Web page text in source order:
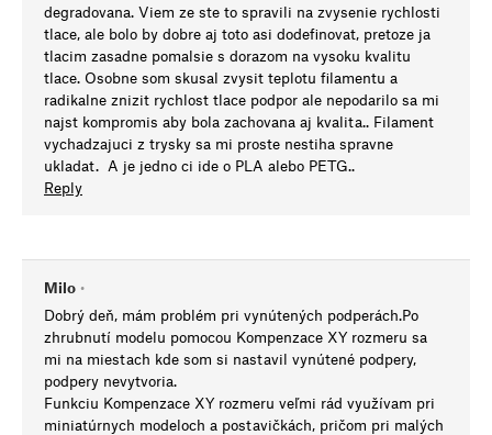
degradovana. Viem ze ste to spravili na zvysenie rychlosti
tlace, ale bolo by dobre aj toto asi dodefinovat, pretoze ja
tlacim zasadne pomalsie s dorazom na vysoku kvalitu
tlace. Osobne som skusal zvysit teplotu filamentu a
radikalne znizit rychlost tlace podpor ale nepodarilo sa mi
najst kompromis aby bola zachovana aj kvalita.. Filament
vychadzajuci z trysky sa mi proste nestiha spravne
ukladat. A je jedno ci ide o PLA alebo PETG..
Reply
Milo •
Dobrý deň, mám problém pri vynútených podperách.Po
zhrubnutí modelu pomocou Kompenzace XY rozmeru sa
mi na miestach kde som si nastavil vynútené podpery,
podpery nevytvoria.
Funkciu Kompenzace XY rozmeru veľmi rád využívam pri
miniatúrnych modeloch a postavičkách, pričom pri malých